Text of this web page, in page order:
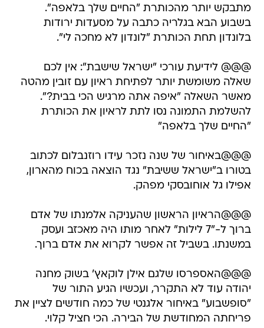
מתבקש יותר מהכותרת "החיים שלך בלאפה".
בשבוע הבא בגלריה כתבה על מסעדות ירודות
בלונדון תחת הכותרת "לונדון לא מחכה לי".
@@@ לידיעת עורכי "ישראל שישבת": אין לכם
שאלה משומשת יותר לפתיחת ראיון עם זובין מהטה
מאשר השאלה "איפה אתה מרגיש הכי בבית?".
להשלמת התמונה נסו לתת לראיון את הכותרת
"החיים שלך בלאפה"
@@@באיחור של שנה נזכר עידו רוזנבלום לכתוב
בטורו ב"ישראל ששיבת" נגד הוצאה בכוח מהארון,
אפילו גל אוחובסקי מפהק.
@@@הראיון הראשון שהעניקה אלמנתו של אדם
ברוך ל-"7 לילות" לאחר מותו היה מאכזב ועסק
במשנתו. בשביל זה אפשר לקרוא את אדם ברוך.
@@@האספרסו שלגם אילן לוקאץ' בשוק מחנה
יהודה עוד לא התקרר, ועכשיו הגיע התור של
"סופשבוע" באיחור אלגנטי של כמה חודשים לציין את
פריחתה המחודשת של הבירה. הכי חציל קלוי.